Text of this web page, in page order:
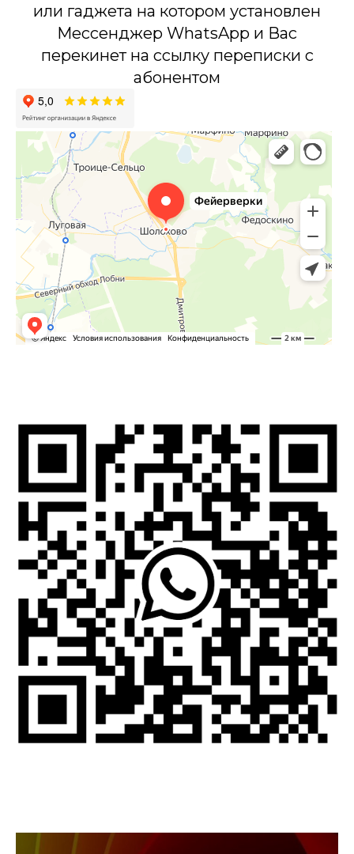
или гаджета на котором установлен
Мессенджер WhatsApp и Вас
перекинет на ссылку переписки с
абонентом